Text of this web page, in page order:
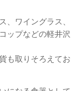
、ワイングラス、
ップなどの軽井沢
も取りそろえてお